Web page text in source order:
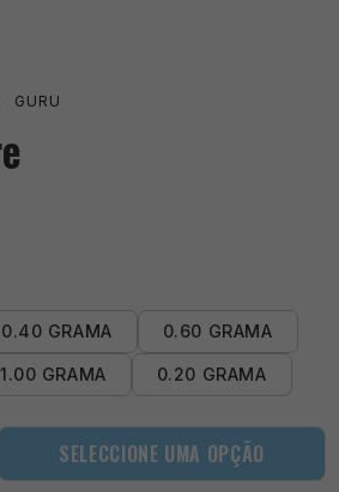
GURU
0.40 GRAMA 0.60 GRAMA
1.00 GRAMA 0.20 GRAMA
SELECCIONE UMA OPÇÃO